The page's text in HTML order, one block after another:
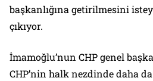
başkanlığına getirilmesini
çıkıyor.
İmamoğlu’nun CHP genel
CHP’nin halk nezdinde daha